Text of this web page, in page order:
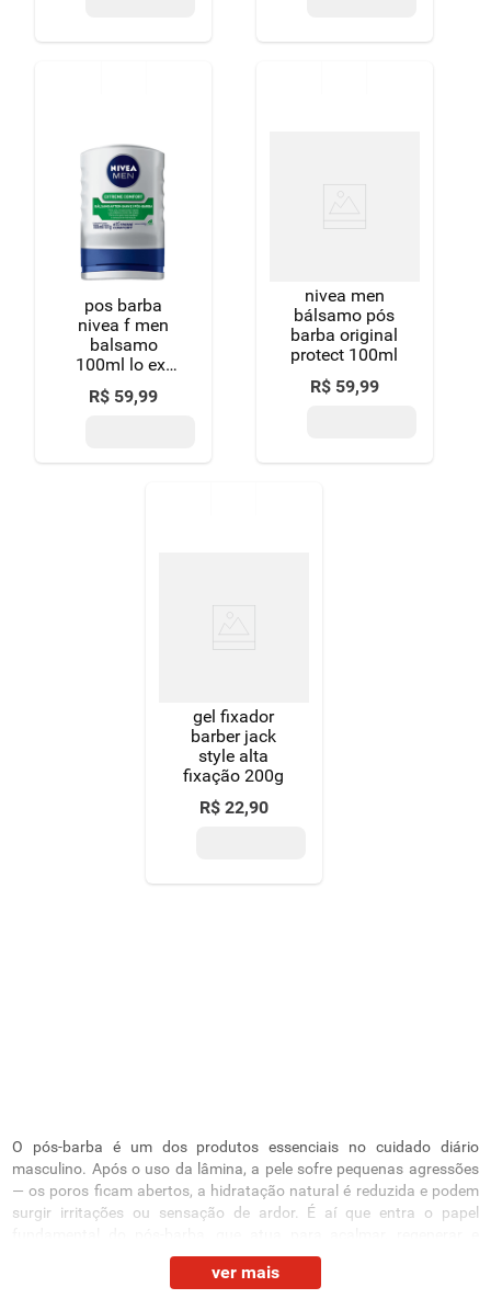
pos barba
nivea f men
balsamo
100ml lo ext
comfort
R$ 59,99
nivea men
bálsamo pós
barba original
protect 100ml
R$ 59,99
gel fixador
barber jack
style alta
fixação 200g
R$ 22,90
O pós-barba é um dos produtos essenciais no cuidado diário
masculino. Após o uso da lâmina, a pele sofre pequenas agressões
— os poros ficam abertos, a hidratação natural é reduzida e podem
surgir irritações ou sensação de ardor. É aí que entra o papel
proteger a pele logo após o barbear.
No Supernosso, você pode encontrar loções, bálsamos e cremes
ver mais